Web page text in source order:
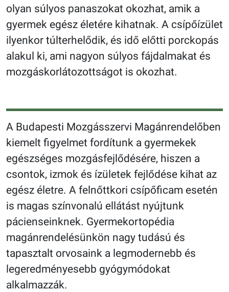
olyan súlyos panaszokat okozhat, amik a
gyermek egész életére kihatnak. A csípőízület
ilyenkor túlterhelődik, és idő előtti porckopás
alakul ki, ami nagyon súlyos fájdalmakat és
mozgáskorlátozottságot is okozhat.
A Budapesti Mozgásszervi Magánrendelőben
kiemelt figyelmet fordítunk a gyermekek
egészséges mozgásfejlődésére, hiszen a
csontok, izmok és ízületek fejlődése kihat az
egész életre. A felnőttkori csípőficam esetén
is magas színvonalú ellátást nyújtunk
pácienseinknek. Gyermekortopédia
magánrendelésünkön nagy tudású és
tapasztalt orvosaink a legmodernebb és
legeredményesebb gyógymódokat
alkalmazzák.